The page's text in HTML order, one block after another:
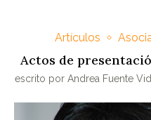
Artículos
Actos de
escrito por Andrea Fuente